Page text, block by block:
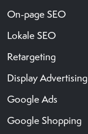
On-page SEO
Lokale SEO
Retargeting
Display Advertising
Google Ads
Google Shopping